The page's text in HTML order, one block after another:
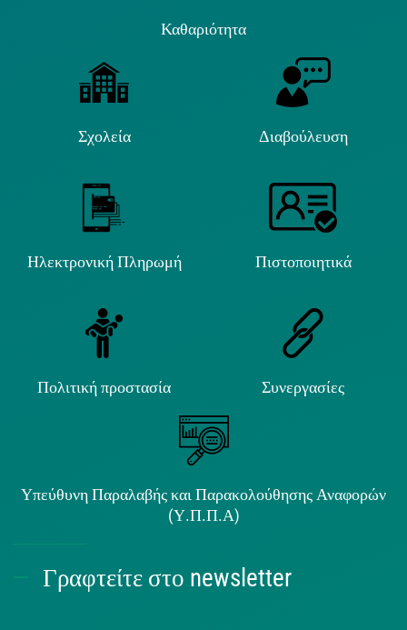
Καθαριότητα
Σχολεία Διαβούλευση
Ηλεκτρονική Πληρωμή Πιστοποιητικά
Πολιτική προστασία Συνεργασίες
Υπεύθυνη Παραλαβής και Παρακολούθησης Αναφορών
(Υ.Π.Π.Α)
Γραφτείτε στο newsletter